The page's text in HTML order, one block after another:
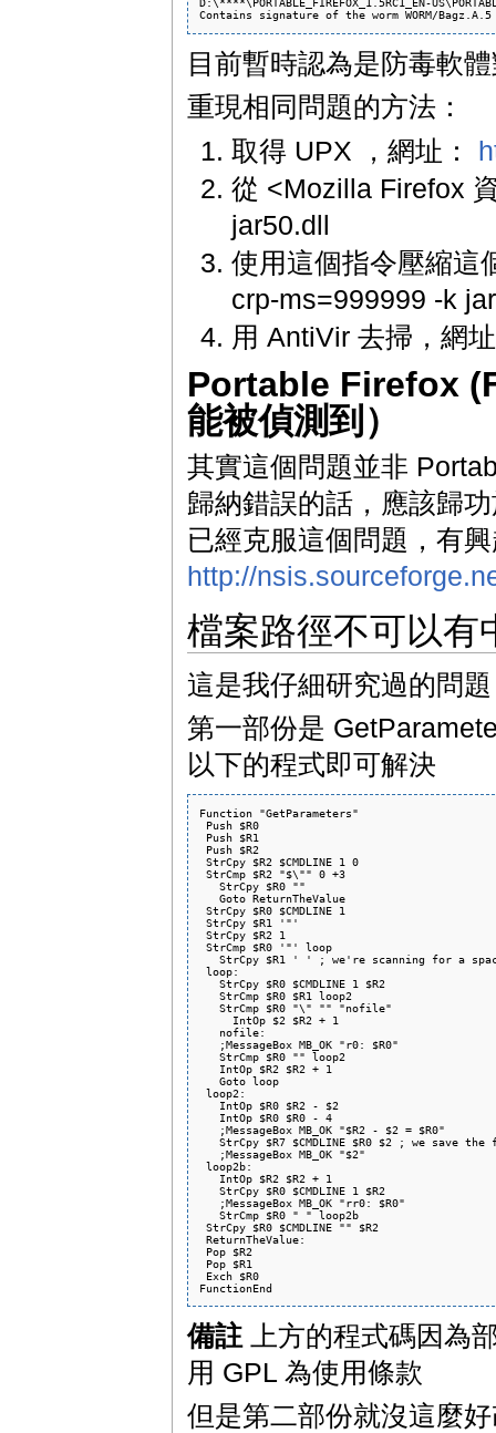
Contains signature of the worm WORM/Bagz.A.5
目前暫時認為是防毒軟
重現相同問題的方法：
取得 UPX ，網址：
從 <Mozilla Firefox
jar50.dll
使用這個指令壓縮這
crp-ms=999999 -k
用 AntiVir 去掃，網
Portable Firefox
能被偵測到）
其實這個問題並非
歸納錯誤的話，應該歸
已經克服這個問題，有
http://
檔案路徑不可以有
這是我仔細研究過的問
第一部份是
以下的程式即可解決
Function "GetParameters"
Push $R0
Push $R1
Push $R2
StrCpy $R2 $CMDLINE 1 0
StrCmp $R2 "$\"" 0 +3
   StrCpy $R0 ""
   Goto ReturnTheValue
StrCpy $R0 $CMDLINE 1
StrCpy $R1 '"'
StrCpy $R2 1
StrCmp $R0 '"' loop
StrCpy $R1 ' ' ; we're scanning for a
loop:
   StrCpy $R0 $CMDLINE 1 $R2
   StrCmp $R0 $R1 loop2
   StrCmp $R0 "\" "" "nofile"
     IntOp $2 $R2 + 1
   nofile:
   ;MessageBox MB_OK "r0: $R0"
   StrCmp $R0 "" loop2
   IntOp $R2 $R2 + 1
   Goto loop
loop2:
   IntOp $R0 $R2 - $2
   IntOp $R0 $R0 - 4
   ;MessageBox MB_OK "$R2 - $2 = $R0"
StrCpy $R7 $CMDLINE $R0 $2 ; we save the
   ;MessageBox MB_OK "$2"
loop2b:
   IntOp $R2 $R2 + 1
   StrCpy $R0 $CMDLINE 1 $R2
   ;MessageBox MB_OK "rr0: $R0"
   StrCmp $R0 " " loop2b
StrCpy $R0 $CMDLINE "" $R2
ReturnTheValue:
Pop $R2
Pop $R1
Exch $R0
FunctionEnd
備註上方的程式碼因為
用 GPL 為使用條款
但是第二部份就沒這麼